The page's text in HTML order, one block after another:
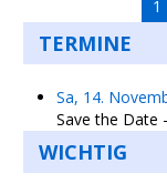
1
TERMINE
Sa, 14.
Save the Date
WICHTIG